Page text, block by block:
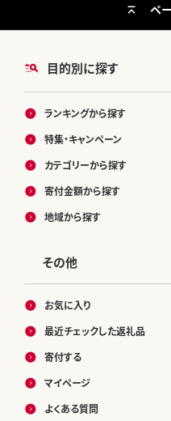
目的別に探す
ランキングから探す
特集・キャンペーン
カテゴリーから探す
寄付金額から探す
地域から探す
その他
お気に入り
最近チェックした返礼品
寄付する
マイページ
よくある質問
ペ